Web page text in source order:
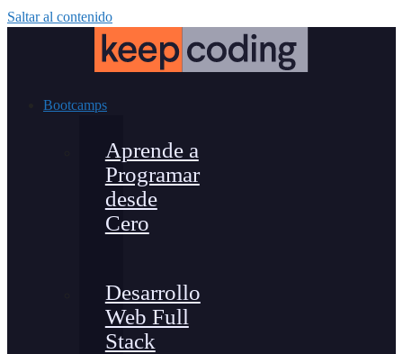
Saltar al contenido
Bootcamps
Aprende a
Programar
desde
Cero
Desarrollo
Web Full
Stack